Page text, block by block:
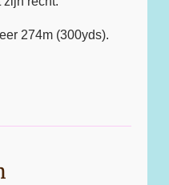
274m (300yds).